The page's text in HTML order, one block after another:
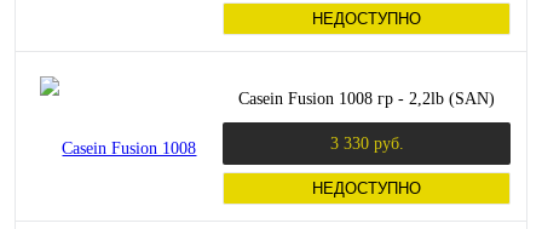
НЕДОСТУПНО
Casein Fusion 1008 гр - 2,2lb (SAN)
3 330 руб.
НЕДОСТУПНО